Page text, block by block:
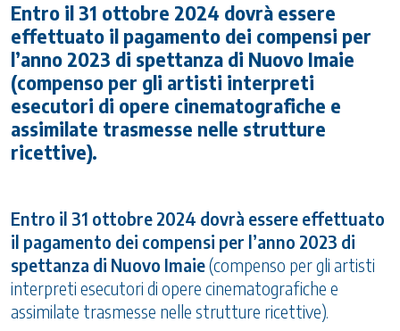
Entro il 31 ottobre 2024 dovrà essere
effettuato il pagamento dei compensi per
l’anno 2023 di spettanza di Nuovo Imaie
(compenso per gli artisti interpreti
esecutori di opere cinematografiche e
assimilate trasmesse nelle strutture
ricettive).
Entro il 31 ottobre 2024 dovrà essere effettuato
il pagamento dei compensi per l’anno 2023 di
spettanza di Nuovo Imaie(compenso per gli artisti
interpreti esecutori di opere cinematografiche e
assimilate trasmesse nelle strutture ricettive).